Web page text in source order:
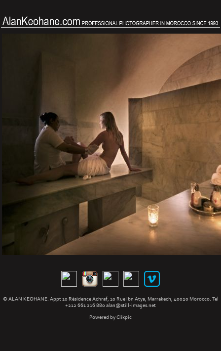
© ALAN KEOHANE. Appt 10 Résidence Achraf, 10 Rue Ibn Atya, Marrakech, 40020 Morocco. Tel
+212 661 216 880 alan@still-images.net
Powered byClikpic